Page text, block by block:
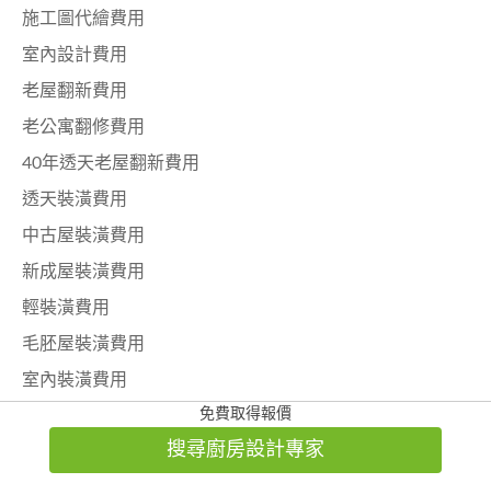
施工圖代繪費用
室內設計費用
老屋翻新費用
老公寓翻修費用
40年透天老屋翻新費用
透天裝潢費用
中古屋裝潢費用
新成屋裝潢費用
輕裝潢費用
毛胚屋裝潢費用
室內裝潢費用
免費取得報價
搜尋廚房設計專家